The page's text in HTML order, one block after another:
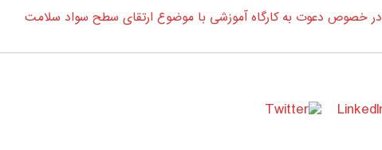
در خصوص دعوت به کارگاه آموزشی با موضوع ارتقای سطح سواد سلامت